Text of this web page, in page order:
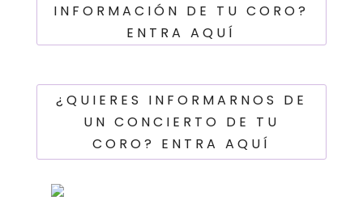
INFORMACIÓN DE TU CORO?
ENTRA AQUÍ
¿QUIERES INFORMARNOS DE
UN CONCIERTO DE TU
CORO? ENTRA AQUÍ